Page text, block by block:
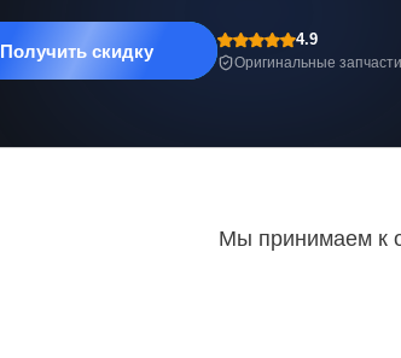
Получить скидку
4.9
Оригинальные запчасти
Мы принимаем к